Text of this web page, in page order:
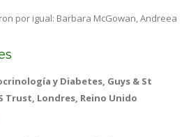
por igual: Barbara McGowan, Andreea
y Diabetes, Guys & St
Trust, Londres, Reino Unido